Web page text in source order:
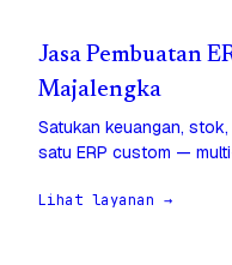
Jasa Pembuatan
Majalengka
Satukan keuangan, stok,
satu ERP custom —
Lihat layanan →